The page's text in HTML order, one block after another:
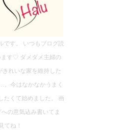
です。 いつもブログ読
す♡ ダメダメ主婦の
れいな家を維持した
。今はなかなかうまく
たくて始めました。 画
の意気込み書いてま
てね！